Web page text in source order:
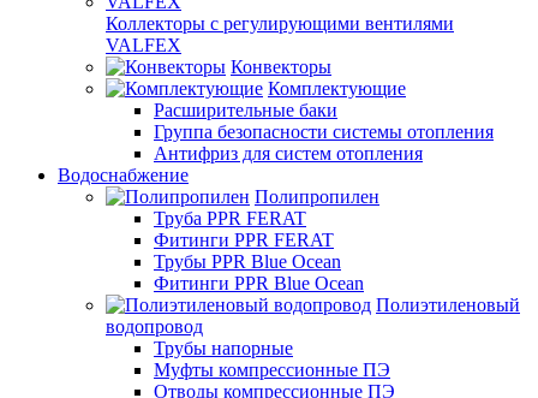
Коллекторы с регулирующими вентилями
VALFEX
Конвекторы
Комплектующие
Расширительные баки
Группа безопасности системы отопления
Антифриз для систем отопления
Водоснабжение
Полипропилен
Труба PPR FERAT
Фитинги PPR FERAT
Трубы PPR Blue Ocean
Фитинги PPR Blue Ocean
Полиэтиленовый
водопровод
Трубы напорные
Муфты компрессионные ПЭ
Отводы компрессионные ПЭ